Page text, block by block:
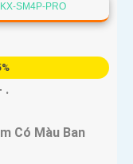
SM4P-PRO
.
Có Màu Ban